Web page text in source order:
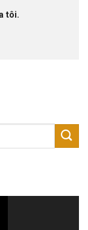
tôi.